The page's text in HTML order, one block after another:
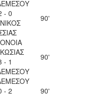
- 0
90'
- 1
90'
- 2
90'